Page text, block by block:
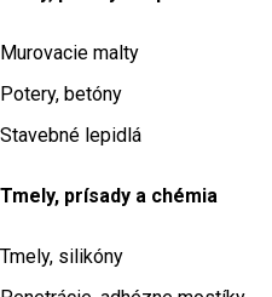
Murovacie malty
Potery, betóny
Stavebné lepidlá
Tmely, prísady a chémia
Tmely, silikóny